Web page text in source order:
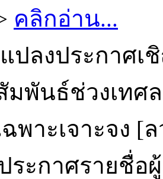
คลิกอ่าน...
ปลงประกาศ
มพันธ์ช่วงเทศ
พาะเจาะจง [
ระกาศรายชื่อ